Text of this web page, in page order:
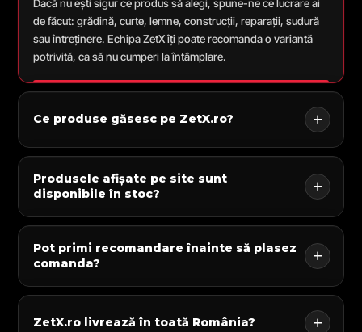
Dacă nu ești sigur ce produs să alegi, spune-ne ce lucrare ai
de făcut: grădină, curte, lemne, construcții, reparații, sudură
sau întreținere. Echipa ZetX îți poate recomanda o variantă
potrivită, ca să nu cumperi la întâmplare.
Ce produse găsesc pe ZetX.ro?
Produsele afișate pe site sunt
disponibile în stoc?
Pot primi recomandare înainte să plasez
comanda?
ZetX.ro livrează în toată România?